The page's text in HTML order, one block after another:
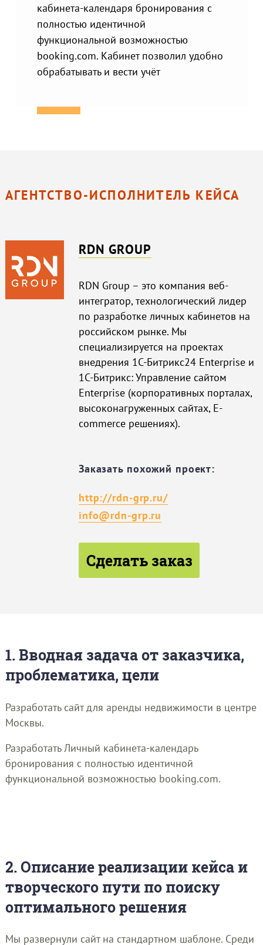
кабинета-календаря бронирования с
полностью идентичной
функциональной возможностью
booking.com. Кабинет позволил удобно
обрабатывать и вести учёт
АГЕНТСТВО-ИСПОЛНИТЕЛЬ КЕЙСА
RDN GROUP
RDN Group – это компания веб-
интегратор, технологический лидер
по разработке личных кабинетов на
российском рынке. Мы
специализируется на проектах
внедрения 1С-Битрикс24 Enterprise и
1С-Битрикс: Управление сайтом
Enterprise (корпоративных порталах,
высоконагруженных сайтах, E-
commerce решениях).
Заказать похожий проект:
http://rdn-grp.ru/
info@rdn-grp.ru
Сделать заказ
1. Вводная задача от заказчика,
проблематика, цели
Разработать сайт для аренды недвижимости в центре
Москвы.
Разработать Личный кабинета-календарь
бронирования с полностью идентичной
функциональной возможностью booking.com.
2. Описание реализации кейса и
творческого пути по поиску
оптимального решения
Мы развернули сайт на стандартном шаблоне. Среди